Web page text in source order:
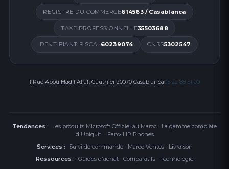
REGISTRE DU COMMERCE614563 / Casablanca
TAXE PROFESSIONNELLE35503688
IDENTIFIANT FISCAL60239074 CNSS5302547
1 Rue Abou Hadil Allaf, Gauthier 20070 Casablanca05 22 88 51 00
Tendances : Les produits Microsoft Officiel au Maroc · La gamme complète
d'Ubiquiti · Fanvil IP Phones
Services :
Suivi de commande· Maroc Ventes· Livraison
Ressources : Guides d'achat · Comparatifs · Technologie